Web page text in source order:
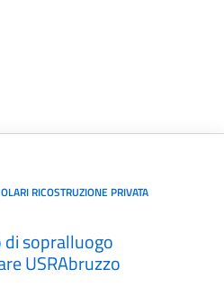
RICOSTRUZIONE PRIVATA
di sopralluogo
USRAbruzzo